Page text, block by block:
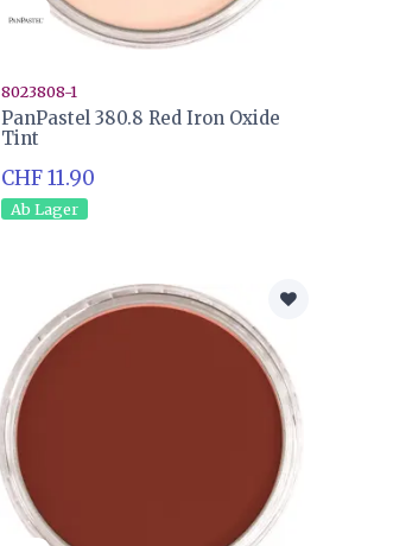
8023808-1
PanPastel 380.8 Red Iron Oxide
Tint
CHF 11.90
Ab Lager